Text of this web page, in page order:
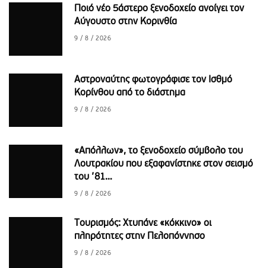
Ποιό νέο 5άστερο ξενοδοχείο ανοίγει τον
Αύγουστο στην Κορινθία
9 / 8 / 2026
Αστροναύτης φωτογράφισε τον Ισθμό
Κορίνθου από το διάστημα
9 / 8 / 2026
«Απόλλων», το ξενοδοχείο σύμβολο του
Λουτρακίου που εξαφανίστηκε στον σεισμό
του ’81…
9 / 8 / 2026
Τουρισμός: Χτυπάνε «κόκκινο» οι
πληρότητες στην Πελοπόννησο
9 / 8 / 2026